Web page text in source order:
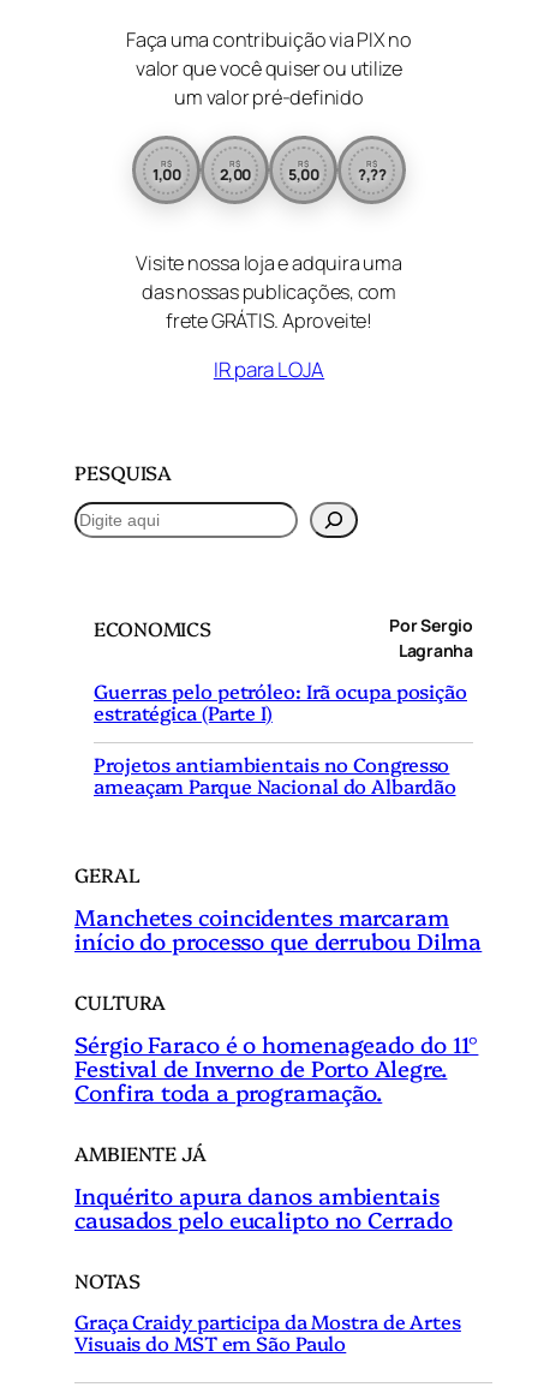
Faça uma contribuição via PIX no
valor que você quiser ou utilize
um valor pré-definido
R$
1,00
R$
2,00
R$
5,00
R$
?,??
Visite nossa loja e adquira uma
das nossas publicações, com
frete GRÁTIS. Aproveite!
IR para LOJA
PESQUISA
P
e
ECONOMICS
Por Sergio
Lagranha
Guerras pelo petróleo: Irã ocupa posição
estratégica (Parte I)
Projetos antiambientais no Congresso
ameaçam Parque Nacional do Albardão
GERAL
Manchetes coincidentes marcaram
início do processo que derrubou Dilma
CULTURA
Sérgio Faraco é o homenageado do 11°
Festival de Inverno de Porto Alegre.
Confira toda a programação.
AMBIENTE JÁ
Inquérito apura danos ambientais
causados pelo eucalipto no Cerrado
NOTAS
Graça Craidy participa da Mostra de Artes
Visuais do MST em São Paulo